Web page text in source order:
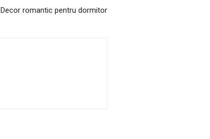
Decor romantic pentru dormitor